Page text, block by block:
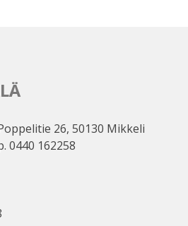
26, 50130 Mikkeli
0440 162258